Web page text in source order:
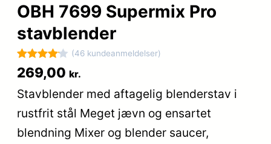
OBH 7699 Supermix Pro
stavblender
Bedømt
som4.1
ud af 5
baseret
på
46
(46 kundeanmeldelser)
269,00 kr.
Stavblender med aftagelig blenderstav i
rustfrit stål Meget jævn og ensartet
blendning Mixer og blender saucer,